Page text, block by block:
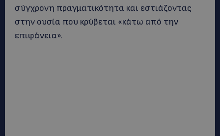
σύγχρονη πραγματικότητα και εστιάζοντας
στην ουσία που κρύβεται «κάτω από την
επιφάνεια».